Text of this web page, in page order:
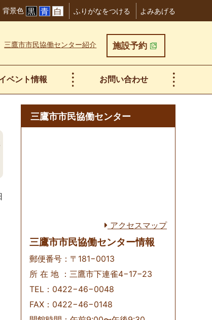
背景色 黒 青 白 ふりがなをつける よみあげる
三鷹市市民協働センター紹介 施設予約
ベント情報 お問い合わせ
三鷹市市民協働センター
アクセスマップ
三鷹市市民協働センター情報
郵便番号：〒181−0013
所 在 地 ：三鷹市下連雀4−17−23
TEL：0422−46−0048
FAX：0422−46−0148